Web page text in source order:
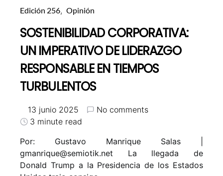
Edición 256 Opinión
SOSTENIBILIDAD CORPORATIVA:
UN IMPERATIVO DE LIDERAZGO
RESPONSABLE EN TIEMPOS
TURBULENTOS
13 junio 2025
No comments
3 minute read
Por: Gustavo Manrique Salas |
gmanrique@semiotik.net La llegada de
Donald Trump a la Presidencia de los Estados